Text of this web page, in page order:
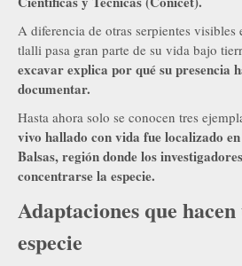
A diferencia de otras serpientes
tlalli pasa gran parte de su vida bajo
excavar explica por qué su presencia
documentar.
Hasta ahora solo se conocen tres
vivo hallado con vida fue localizado
Balsas, región donde los
concentrarse la especie.
Adaptaciones que
especie